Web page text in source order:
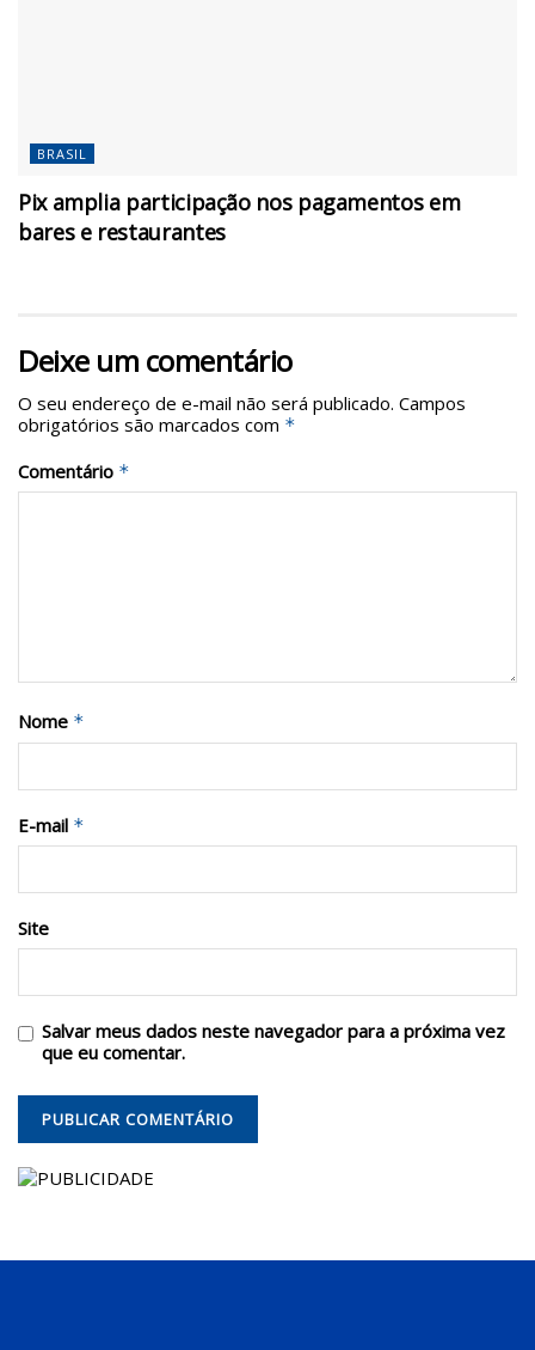
BRASIL
Pix amplia participação nos pagamentos em
bares e restaurantes
Deixe um comentário
O seu endereço de e-mail não será publicado. Campos
obrigatórios são marcados com *
Comentário *
Nome *
E-mail *
Site
Salvar meus dados neste navegador para a próxima vez
que eu comentar.